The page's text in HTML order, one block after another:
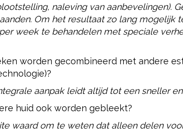
naleving van aanbevelingen).
Om het resultaat zo lang mogelijk
week te behandelen met speciale
worden gecombineerd met andere
aanpak leidt altijd tot een sneller
huid ook worden gebleekt?
waard om te weten dat alleen delen